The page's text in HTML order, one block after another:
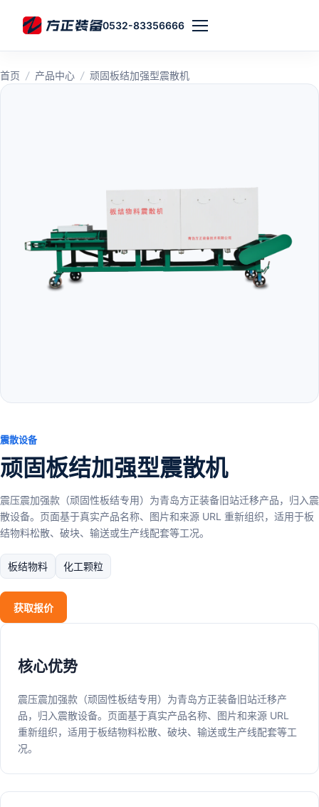
0532-83356666
首页 / 产品中心 / 顽固板结加强型震散机
震散设备
顽固板结加强型震散机
震压震加强款（顽固性板结专用）为青岛方正装备旧站迁移产品，归入震
散设备。页面基于真实产品名称、图片和来源 URL 重新组织，适用于板
结物料松散、破块、输送或生产线配套等工况。
板结物料 化工颗粒
获取报价
核心优势
震压震加强款（顽固性板结专用）为青岛方正装备旧站迁移产
品，归入震散设备。页面基于真实产品名称、图片和来源 URL
重新组织，适用于板结物料松散、破块、输送或生产线配套等工
况。